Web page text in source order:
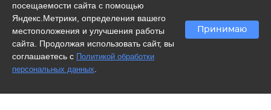
посещаемости сайта с помощью
Яндекс.Метрики, определения вашего
местоположения и улучшения работы
сайта. Продолжая использовать сайт, вы
соглашаетесь с Политикой обработки
персональных данных
Принимаю